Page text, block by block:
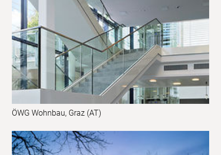
ÖWG Wohnbau, Graz (AT)